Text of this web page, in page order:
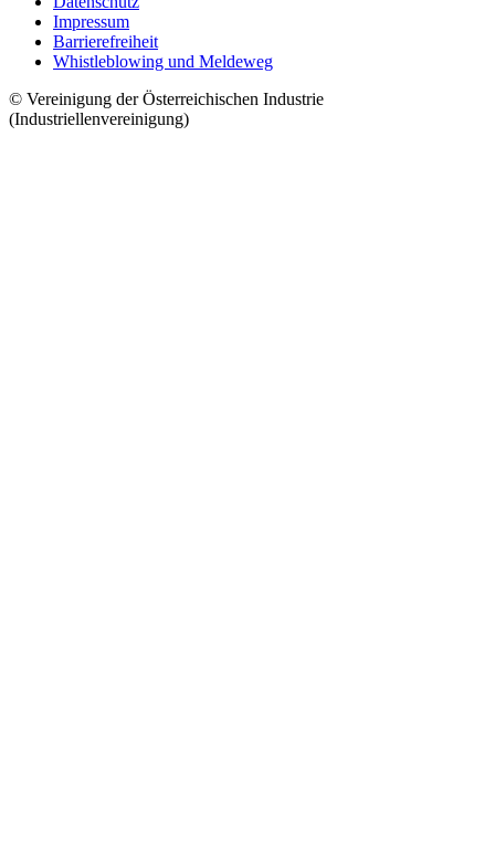
Impressum
Barrierefreiheit
Whistleblowing und Meldeweg
© Vereinigung der Österreichischen Industrie
(Industriellenvereinigung)